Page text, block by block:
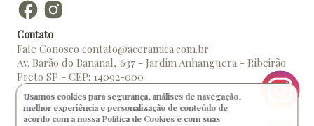
Contato
Fale Conosco contato@aceramica.com.br
Av. Barão do Bananal, 637 - Jardim Anhanguera - Ribeirão
Preto SP - CEP: 14092-000
Conta
Minha Conta
Usamos cookies para segurança, análises de navegação,
melhor experiência e personalização de conteúdo de
acordo com a nossa Política de Cookies e com suas